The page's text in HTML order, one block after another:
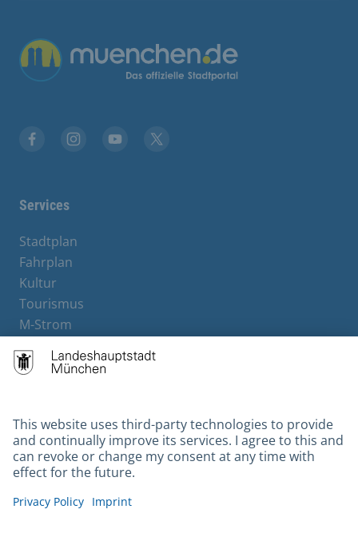
Übergreifende Links
Services
Stadtplan
Fahrplan
Kultur
Tourismus
M-Strom
Hotels
Contact
Barrierefreiheit
Leichte Sprache
Gebärdensprache